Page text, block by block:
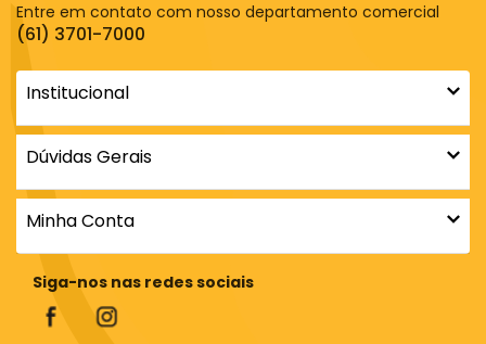
Entre em contato com nosso departamento comercial
(61) 3701-7000
Institucional
Dúvidas Gerais
Minha Conta
Siga-nos nas redes sociais